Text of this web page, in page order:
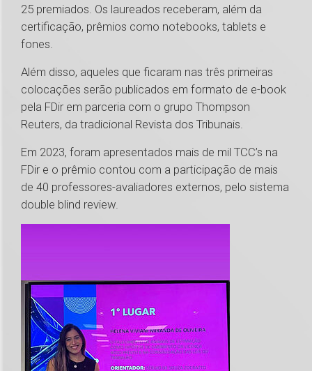
25 premiados. Os laureados receberam, além da
certificação, prêmios como notebooks, tablets e
fones.
Além disso, aqueles que ficaram nas três primeiras
colocações serão publicados em formato de e-book
pela FDir em parceria com o grupo Thompson
Reuters, da tradicional Revista dos Tribunais.
Em 2023, foram apresentados mais de mil TCC’s na
FDir e o prêmio contou com a participação de mais
de 40 professores-avaliadores externos, pelo sistema
double blind review.